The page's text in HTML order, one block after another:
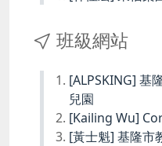
班級網站
[ALPSKING] 基
兒園
[Kailing Wu]
[黃士魁] 基隆市